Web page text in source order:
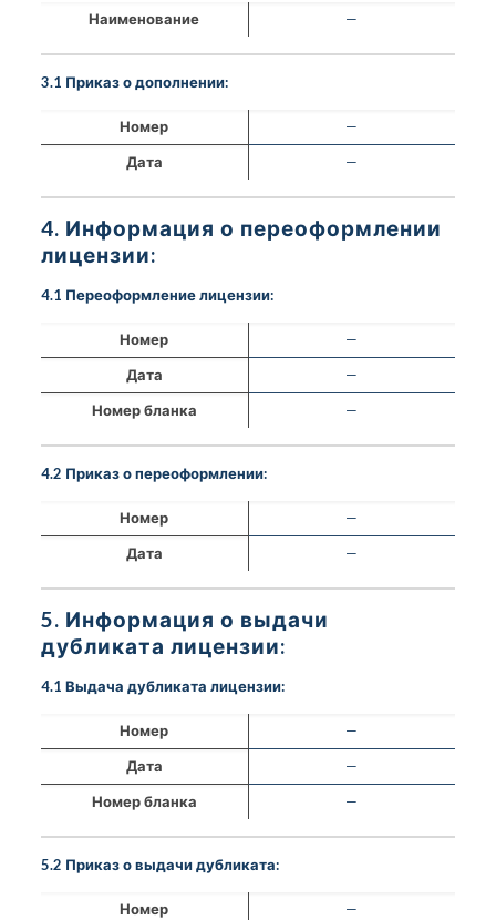
Наименование —
3.1 Приказ о дополнении:
Номер
—
Дата
—
4. Информация о переоформлении
лицензии:
4.1 Переоформление лицензии:
Номер
—
Дата
—
Номер бланка
—
4.2 Приказ о переоформлении:
Номер
—
Дата
—
5. Информация о выдачи
дубликата лицензии:
4.1 Выдача дубликата лицензии:
Номер
—
Дата
—
Номер бланка
—
5.2 Приказ о выдачи дубликата:
Номер
—